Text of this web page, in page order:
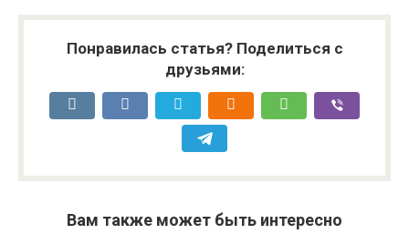
Понравилась статья? Поделиться с
друзьями:
Вам также может быть интересно